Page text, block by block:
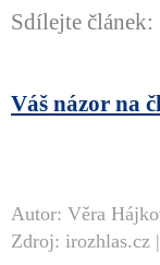
Sdílejte článek:
Váš názor na
Autor: Věra
Zdroj: irozhlas.cz